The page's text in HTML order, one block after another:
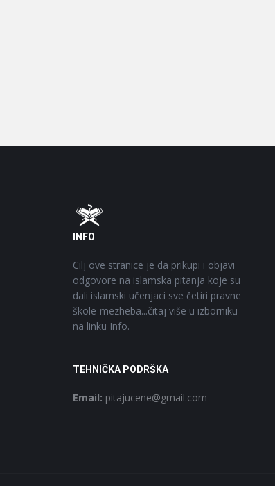
Footer
INFO
Cilj ove stranice je da prikupi i objavi
odgovore na islamska pitanja koje su
dali islamski učenjaci sve četiri pravne
škole-mezheba...čitaj više u izborniku
na linku Info.
TEHNIČKA PODRŠKA
Email: pitajucene@gmail.com